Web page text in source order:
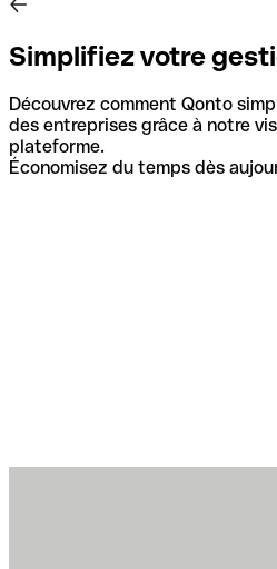
Simplifiez votre
Découvrez comment Qonto
des entreprises grâce à notre
plateforme.
Économisez du temps dès